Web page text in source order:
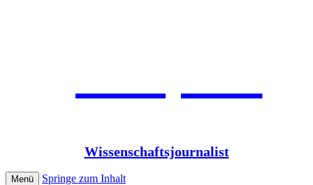
Jean Pütz
Wissenschaftsjournalist
Menü Springe zum Inhalt